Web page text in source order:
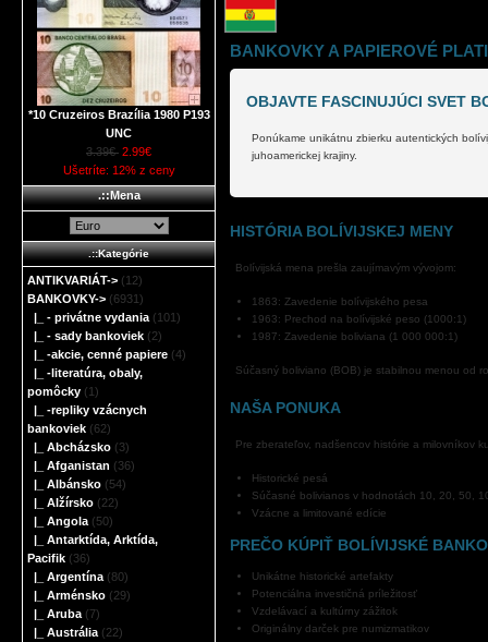
*10 Cruzeiros Brazília 1980 P193
UNC
3.39€ 2.99€
Ušetríte: 12% z ceny
.::Mena
.::Kategórie
ANTIKVARIÁT-> (12)
BANKOVKY-> (6931)
|_ - privátne vydania (101)
|_ - sady bankoviek (2)
|_ -akcie, cenné papiere (4)
|_ -literatúra, obaly,
pomôcky (1)
|_ -repliky vzácnych
bankoviek (62)
|_ Abcházsko (3)
|_ Afganistan (36)
|_ Albánsko (54)
|_ Alžírsko (22)
|_ Angola (50)
|_ Antarktída, Arktída,
Pacifik (36)
|_ Argentína (80)
|_ Arménsko (29)
|_ Aruba (7)
|_ Austrália (22)
BANKOVKY A PAPIEROVÉ
OBJAVTE FASCINUJÚCI SVET
Ponúkame unikátnu zbierku autentických
juhoamerickej krajiny.
HISTÓRIA BOLÍVIJSKEJ MENY
Bolívijská mena prešla zaujímavým vývojom:
1863: Zavedenie bolívijského pesa
1963: Prechod na bolívijské peso (1000:1)
1987: Zavedenie boliviana (1 000 000:1)
Súčasný boliviano (BOB) je stabilnou menou od
NAŠA PONUKA
Pre zberateľov, nadšencov histórie a milovníkov
Historické pesá
Súčasné bolivianos v hodnotách 10, 20, 50,
Vzácne a limitované edície
PREČO KÚPIŤ BOLÍVIJSKÉ
Unikátne historické artefakty
Potenciálna investičná príležitosť
Vzdelávací a kultúrny zážitok
Originálny darček pre numizmatikov